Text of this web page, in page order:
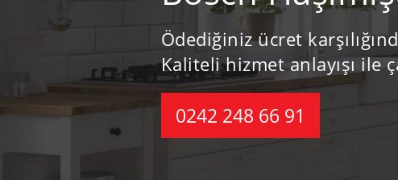
Ödediğiniz ücret
Kaliteli hizmet anlayışı ile
0242 248 66 91